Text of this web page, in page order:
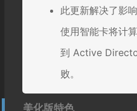
此更新解决了影
使用智能卡将计
到 Active
败。
美化版特色